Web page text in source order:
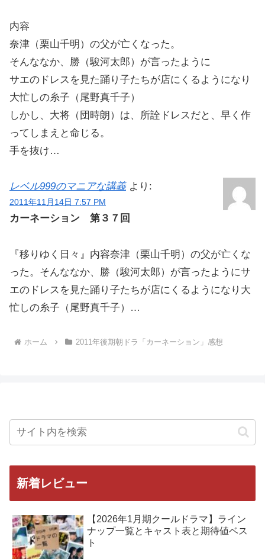
内容
奈津（栗山千明）の父が亡くなった。
そんななか、勝（駿河太郎）が言ったように
サエのドレスを見た踊り子たちが店にくるようになり
大忙しの糸子（尾野真千子）
しかし、大将（団時朗）は、所詮ドレスだと、早く作
ってしまえと命じる。
手を抜け…
レベル999のマニアな講義 より:
2011年11月14日 7:57 PM
カーネーション 第３７回
『移りゆく日々』内容奈津（栗山千明）の父が亡くな
った。そんななか、勝（駿河太郎）が言ったようにサ
エのドレスを見た踊り子たちが店にくるようになり大
忙しの糸子（尾野真千子）…
ホーム 2011年後期朝ドラ「カーネーション」感想
新着レビュー
【2026年1月期クールドラマ】ライン
ナップ一覧とキャスト表と期待値ベス
ト